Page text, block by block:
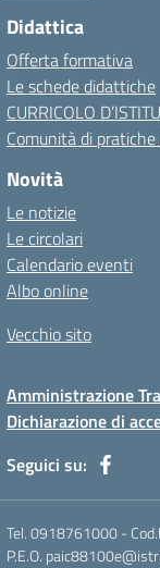
Didattica
Offerta formativa
Le schede didattiche
CURRICOLO
Comunità di
Novità
Le notizie
Le circolari
Calendario eventi
Albo online
Vecchio sito
Amministrazione
Dichiarazione di
Seguici su:
Tel. 0918761000 -
P.E.O.